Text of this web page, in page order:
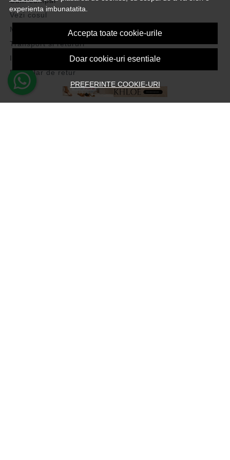
experienta imbunatatita.
Accepta toate cookie-urile
Doar cookie-uri esentiale
PREFERINTE COOKIE-URI
Vezi cosul
Metode de plata
Transport si retururi
Intrebari frecvente
Formular de retur